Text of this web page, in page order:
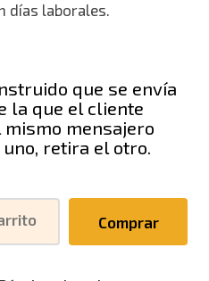
días laborales.
que se envía
la que el cliente
mismo mensajero
retira el otro.
Comprar